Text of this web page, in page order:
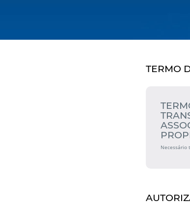
TERMO
Necessário